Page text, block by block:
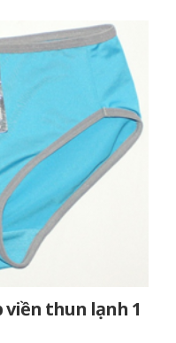
viền thun lạnh 1